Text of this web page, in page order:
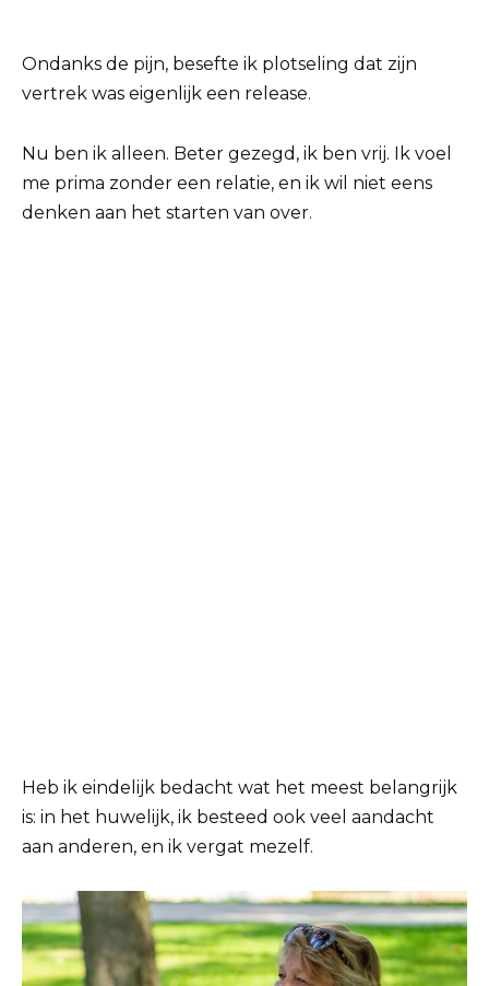
Ondanks de pijn, besefte ik plotseling dat zijn
vertrek was eigenlijk een release.
Nu ben ik alleen. Beter gezegd, ik ben vrij. Ik voel
me prima zonder een relatie, en ik wil niet eens
denken aan het starten van over.
Heb ik eindelijk bedacht wat het meest belangrijk
is: in het huwelijk, ik besteed ook veel aandacht
aan anderen, en ik vergat mezelf.